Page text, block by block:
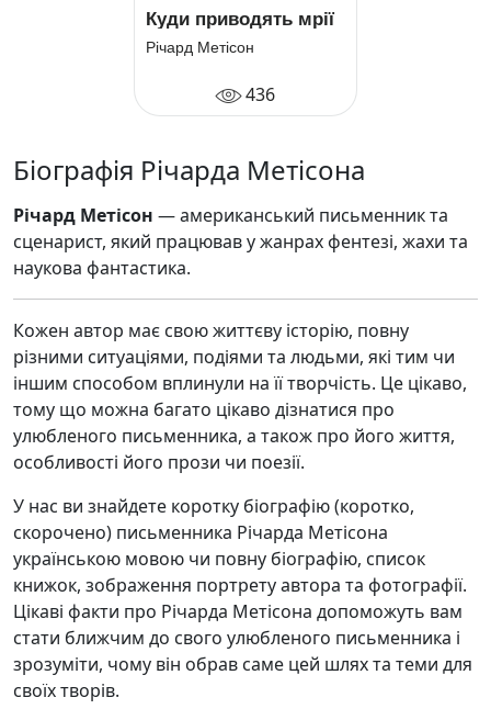
Куди приводять мрії
Річард Метісон
436
Біографія Річарда Метісона
Річард Метісон — американський письменник та
сценарист, який працював у жанрах фентезі, жахи та
наукова фантастика.
Кожен автор має свою життєву історію, повну
різними ситуаціями, подіями та людьми, які тим чи
іншим способом вплинули на її творчість. Це цікаво,
тому що можна багато цікаво дізнатися про
улюбленого письменника, а також про його життя,
особливості його прози чи поезії.
У нас ви знайдете коротку біографію (коротко,
скорочено) письменника Річарда Метісона
українською мовою чи повну біографію, список
книжок, зображення портрету автора та фотографії.
Цікаві факти про Річарда Метісона допоможуть вам
стати ближчим до свого улюбленого письменника і
зрозуміти, чому він обрав саме цей шлях та теми для
своїх творів.